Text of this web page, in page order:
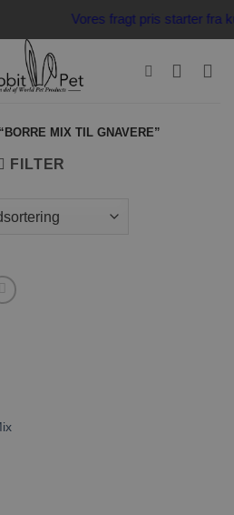
Vores fragt pris starter
MIX TIL GNAVERE”
FILTER